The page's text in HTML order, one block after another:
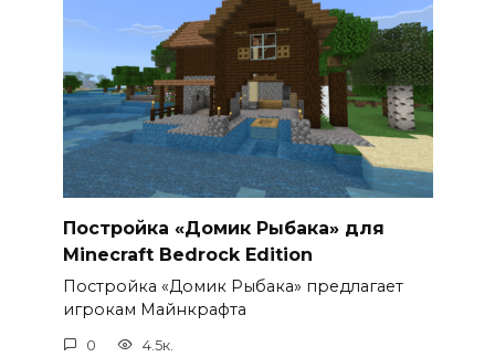
Постройка «Домик Рыбака» для
Minecraft Bedrock Edition
Постройка «Домик Рыбака» предлагает
игрокам Майнкрафта
0 4.5к.